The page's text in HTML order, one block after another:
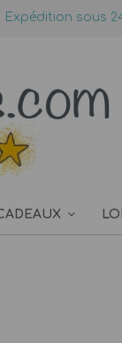
Expédition sous